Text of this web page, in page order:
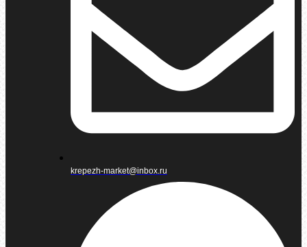
krepezh-market@inbox.ru